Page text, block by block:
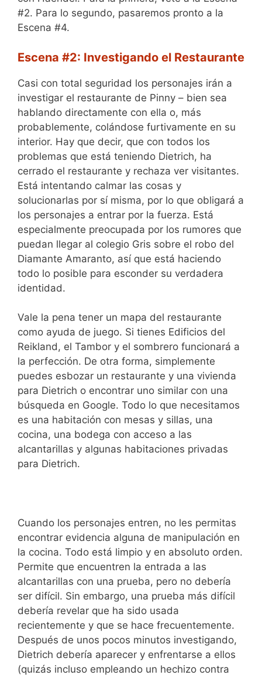
#2. Para lo segundo, pasaremos pronto a la
Escena #4.
Escena #2: Investigando el Restaurante
Casi con total seguridad los personajes irán a
investigar el restaurante de Pinny – bien sea
hablando directamente con ella o, más
probablemente, colándose furtivamente en su
interior. Hay que decir, que con todos los
problemas que está teniendo Dietrich, ha
cerrado el restaurante y rechaza ver visitantes.
Está intentando calmar las cosas y
solucionarlas por sí misma, por lo que obligará a
los personajes a entrar por la fuerza. Está
especialmente preocupada por los rumores que
puedan llegar al colegio Gris sobre el robo del
Diamante Amaranto, así que está haciendo
todo lo posible para esconder su verdadera
identidad.
Vale la pena tener un mapa del restaurante
como ayuda de juego. Si tienes Edificios del
Reikland, el Tambor y el sombrero funcionará a
la perfección. De otra forma, simplemente
puedes esbozar un restaurante y una vivienda
para Dietrich o encontrar uno similar con una
búsqueda en Google. Todo lo que necesitamos
es una habitación con mesas y sillas, una
cocina, una bodega con acceso a las
alcantarillas y algunas habitaciones privadas
para Dietrich.
Cuando los personajes entren, no les permitas
encontrar evidencia alguna de manipulación en
la cocina. Todo está limpio y en absoluto orden.
Permite que encuentren la entrada a las
alcantarillas con una prueba, pero no debería
ser difícil. Sin embargo, una prueba más difícil
debería revelar que ha sido usada
recientemente y que se hace frecuentemente.
Después de unos pocos minutos investigando,
Dietrich debería aparecer y enfrentarse a ellos
(quizás incluso empleando un hechizo contra